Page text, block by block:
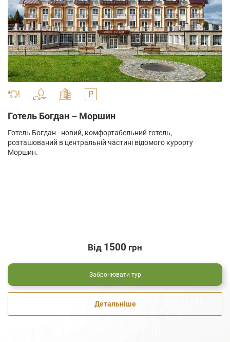
Готель Богдан – Моршин
Готель Богдан - новий, комфортабельний готель,
розташований в центральній частині відомого курорту
Моршин.
Від 1500 грн
Забронювати тур
Детальніше